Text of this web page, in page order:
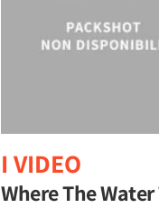
I VIDEO
Where The